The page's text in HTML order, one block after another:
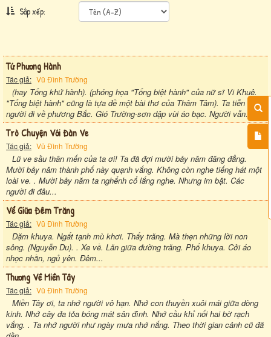
Sắp xếp:
Tứ Phương Hành
Tác giả: Vũ Đình Trường
(hay Tống khứ hành). (phóng họa "Tống biệt hành" của nữ sĩ Vi Khuê.
"Tống biệt hành" cũng là tựa đề một bài thơ của Thâm Tâm). Ta tiễn
người đi về phương Bắc. Gió Trường-sơn dập vùi áo bạc. Người vẫn...
Trò Chuyện Với Đàn Ve
Tác giả: Vũ Đình Trường
Lũ ve sầu thân mến của ta ơi! Ta đã đợi mười bảy năm đăng đẳng.
Mười bảy năm thành phố này quạnh vắng. Không còn nghe tiếng hát một
loài ve. . Mười bảy năm ta nghểnh cổ lắng nghe. Nhưng im bặt. Các
người đi đâu...
Vể Giữa Đêm Trăng
Tác giả: Vũ Đình Trường
Dặm khuya. Ngất tạnh mù khơi. Thấy trăng. Mà thẹn những lời non
sông. (Nguyễn Du). . Xe về. Lăn giữa đường trăng. Phố khuya. Cởi áo
nhọc nhằn, ngủ yên. Đêm...
Thương Về Miền Tây
Tác giả: Vũ Đình Trường
Miền Tây ơi, ta nhớ người vô hạn. Nhớ con thuyền xuôi mái giữa dòng
kinh. Nhớ cây đa tỏa bóng mát sân đình. Nhớ cầu khỉ nối hai bờ rạch
vắng. . Ta nhớ người như ngày mưa nhớ nắng. Theo thời gian cảnh cũ đã